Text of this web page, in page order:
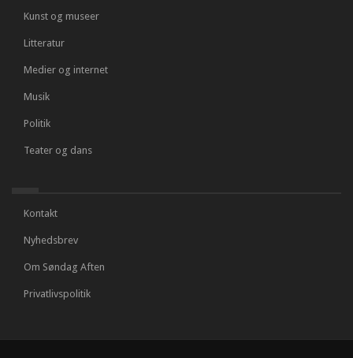
Kunst og museer
Litteratur
Medier og internet
Musik
Politik
Teater og dans
Kontakt
Nyhedsbrev
Om Søndag Aften
Privatlivspolitik